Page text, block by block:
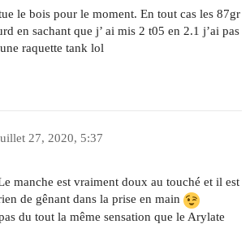
le bois pour le moment. En tout cas les 87gr
en sachant que j’ ai mis 2 t05 en 2.1 j’ai pas
raquette tank lol
27, 2020, 5:37
manche est vraiment doux au touché et il est
de gênant dans la prise en main
du tout la même sensation que le Arylate